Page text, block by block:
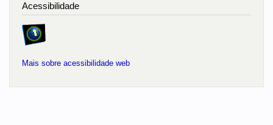
Acessibilidade
Mais sobre acessibilidade web